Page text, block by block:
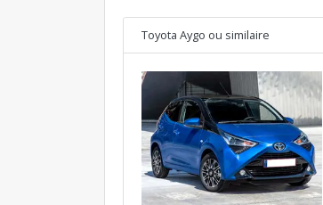
Toyota Aygo ou similaire